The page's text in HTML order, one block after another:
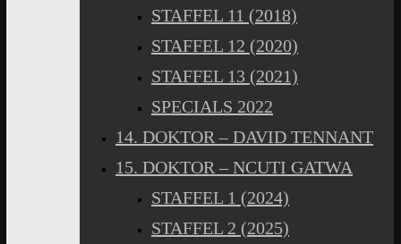
STAFFEL 11 (2018)
STAFFEL 12 (2020)
STAFFEL 13 (2021)
SPECIALS 2022
14. DOKTOR – DAVID TENNANT
15. DOKTOR – NCUTI GATWA
STAFFEL 1 (2024)
STAFFEL 2 (2025)